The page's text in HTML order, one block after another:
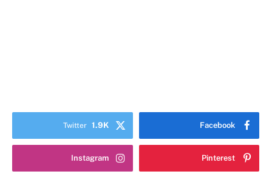
Facebook
Twitter 1.9K
Pinterest
Instagram